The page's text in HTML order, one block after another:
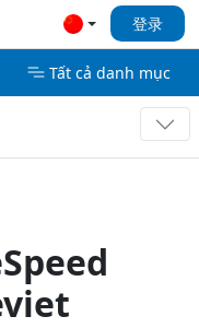
登录
Tất cả danh mục